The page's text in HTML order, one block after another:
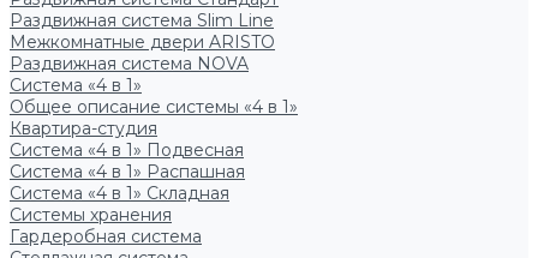
Раздвижная система Slim Line
Межкомнатные двери ARISTO
Раздвижная система NOVA
Система «4 в 1»
Общее описание системы «4 в 1»
Квартира-студия
Система «4 в 1» Подвесная
Система «4 в 1» Распашная
Система «4 в 1» Складная
Системы хранения
Гардеробная система